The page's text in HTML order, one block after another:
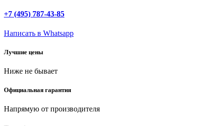
Вт,
набор
насадок
гравером
H176)
+7 (495) 787-43-85
Написать в Whatsapp
Лучшие цены
Ниже не бывает
Официальная гарантия
Напрямую от производителя